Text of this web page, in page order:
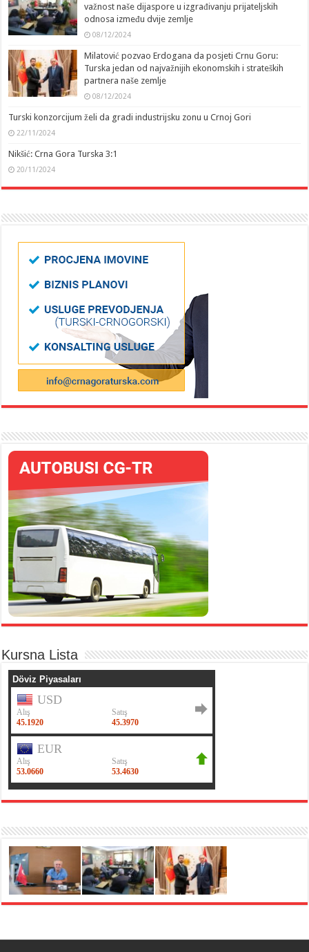
važnost naše dijaspore u izgrađivanju prijateljskih
odnosa između dvije zemlje
08/12/2024
Milatović pozvao Erdogana da posjeti Crnu Goru:
Turska jedan od najvažnijih ekonomskih i strateških
partnera naše zemlje
08/12/2024
Turski konzorcijum želi da gradi industrijsku zonu u Crnoj Gori
22/11/2024
Nikšić: Crna Gora Turska 3:1
20/11/2024
Kursna Lista